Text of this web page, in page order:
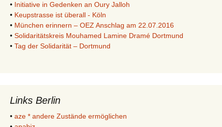
• Initiative in Gedenken an Oury Jalloh
• Keupstrasse ist überall - Köln
• München erinnern – OEZ Anschlag am 22.07.2016
• Solidaritätskreis Mouhamed Lamine Dramé Dortmund
• Tag der Solidarität – Dortmund
Links Berlin
• aze * andere Zustände ermöglichen